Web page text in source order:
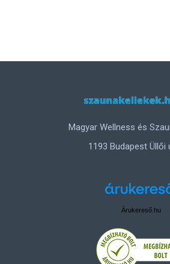
Magyar Wellness és
1193 Budapest Üllői
Árukereső.hu